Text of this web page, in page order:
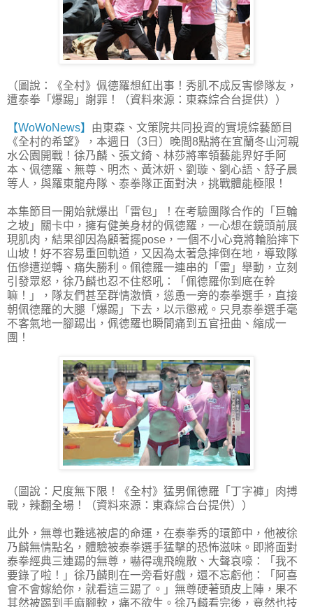
（圖說：《全村》佩德羅想紅出事！秀肌不成反害慘隊友，
遭泰拳「爆踢」謝罪！（資料來源：東森綜合台提供））
【WoWoNews】 由東森、文策院共同投資的實境綜藝節目
《全村的希望》，本週日（3日）晚間8點將在宜蘭冬山河親
水公園開戰！徐乃麟、張文綺、林莎將率領藝能界好手阿
本、佩德羅、無尊、明杰、黃沐妍、劉璇、劉心語、舒子晨
等人，與羅東龍舟隊、泰拳隊正面對決，挑戰體能極限！
本集節目一開始就爆出「雷包」！在考驗團隊合作的「巨輪
之坡」關卡中，擁有健美身材的佩德羅，一心想在鏡頭前展
現肌肉，結果卻因為顧著擺pose，一個不小心竟將輪胎摔下
山坡！好不容易重回軌道，又因為太著急摔倒在地，導致隊
伍慘遭逆轉、痛失勝利。佩德羅一連串的「雷」舉動，立刻
引發眾怒，徐乃麟也忍不住怒吼：「佩德羅你到底在幹
嘛！」，隊友們甚至群情激憤，慫恿一旁的泰拳選手，直接
朝佩德羅的大腿「爆踢」下去，以示懲戒。只見泰拳選手毫
不客氣地一腳踢出，佩德羅也瞬間痛到五官扭曲、縮成一
團！
（圖說：尺度無下限！《全村》猛男佩德羅「丁字褲」肉搏
戰，辣翻全場！（資料來源：東森綜合台提供））
此外，無尊也難逃被虐的命運，在泰拳秀的環節中，他被徐
乃麟無情點名，體驗被泰拳選手猛擊的恐怖滋味。即將面對
泰拳經典三連踢的無尊，嚇得魂飛魄散、大聲哀嚎：「我不
要錄了啦！」徐乃麟則在一旁看好戲，還不忘虧他：「阿喜
會不會嫁給你，就看這三踢了。」無尊硬著頭皮上陣，果不
其然被踢到手麻腳軟，痛不欲生。徐乃麟看完後，竟然也技